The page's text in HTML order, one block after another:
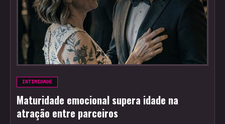
INTIMIDADE
Maturidade emocional supera idade na
atração entre parceiros